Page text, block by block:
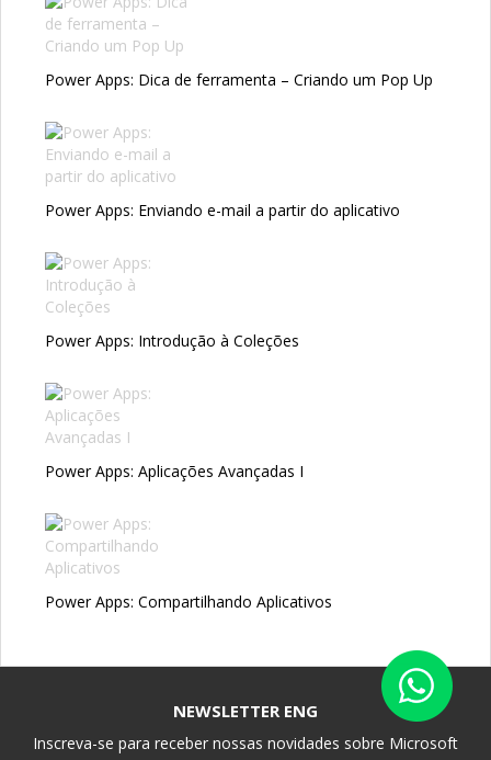
Power Apps: Dica de ferramenta – Criando um Pop Up
Power Apps: Enviando e-mail a partir do aplicativo
Power Apps: Introdução à Coleções
Power Apps: Aplicações Avançadas I
Power Apps: Compartilhando Aplicativos
NEWSLETTER ENG
Inscreva-se para receber nossas novidades sobre Microsoft